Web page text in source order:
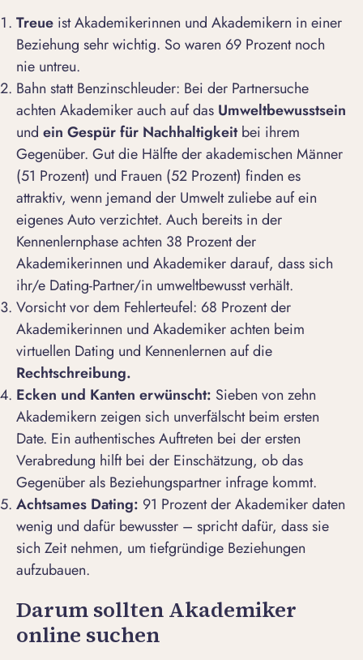
Treue ist Akademikerinnen und Akademikern in einer
Beziehung sehr wichtig. So waren 69 Prozent noch
nie untreu.
Bahn statt Benzinschleuder: Bei der Partnersuche
achten Akademiker auch auf das Umweltbewusstsein
und ein Gespür für Nachhaltigkeitbei ihrem
Gegenüber. Gut die Hälfte der akademischen Männer
(51 Prozent) und Frauen (52 Prozent) finden es
attraktiv, wenn jemand der Umwelt zuliebe auf ein
eigenes Auto verzichtet. Auch bereits in der
Kennenlernphase achten 38 Prozent der
Akademikerinnen und Akademiker darauf, dass sich
ihr/e Dating-Partner/in umweltbewusst verhält.
Vorsicht vor dem Fehlerteufel: 68 Prozent der
Akademikerinnen und Akademiker achten beim
virtuellen Dating und Kennenlernen auf die
Rechtschreibung.
Ecken und Kanten erwünscht: Sieben von zehn
Akademikern zeigen sich unverfälscht beim ersten
Date. Ein authentisches Auftreten bei der ersten
Verabredung hilft bei der Einschätzung, ob das
Gegenüber als Beziehungspartner infrage kommt.
Achtsames Dating: 91 Prozent der Akademiker daten
wenig und dafür bewusster – spricht dafür, dass sie
sich Zeit nehmen, um tiefgründige Beziehungen
aufzubauen.
Darum sollten Akademiker
online suchen